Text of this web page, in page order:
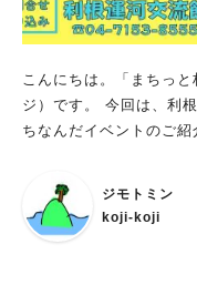
こんにちは。「まちっ
ジ）です。 今回は、利根運河交流館で開催される、愛鳥週間に
ちなんだイベントのご紹
ジモトミン
koji-koji